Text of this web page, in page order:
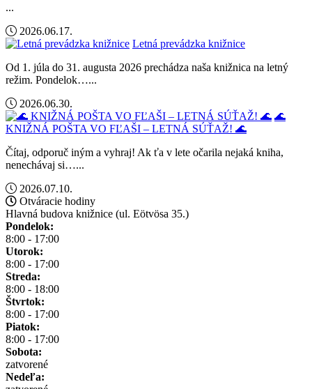
...
2026.06.17.
Letná prevádzka knižnice
Od 1. júla do 31. augusta 2026 prechádza naša knižnica na letný
režim. Pondelok…...
2026.06.30.
🌊
KNIŽNÁ POŠTA VO FĽAŠI – LETNÁ SÚŤAŽ! 🌊
Čítaj, odporuč iným a vyhraj! Ak ťa v lete očarila nejaká kniha,
nenechávaj si…...
2026.07.10.
Otváracie hodiny
Hlavná budova knižnice (ul. Eötvösa 35.)
Pondelok:
8:00 - 17:00
Utorok:
8:00 - 17:00
Streda:
8:00 - 18:00
Štvrtok:
8:00 - 17:00
Piatok:
8:00 - 17:00
Sobota:
zatvorené
Nedeľa: